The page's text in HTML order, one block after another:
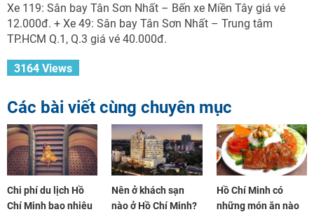
Xe 119: Sân bay Tân Sơn Nhất – Bến xe Miền Tây giá vé
12.000đ. + Xe 49: Sân bay Tân Sơn Nhất – Trung tâm
TP.HCM Q.1, Q.3 giá vé 40.000đ.
3164 Views
Các bài viết cùng chuyên mục
Chi phí du lịch Hồ
Chí Minh bao nhiêu
Nên ở khách sạn
nào ở Hồ Chí Minh?
Hồ Chí Minh có
những món ăn nào
Nhận ưu đãi ngay!